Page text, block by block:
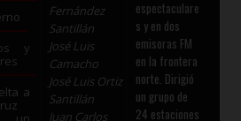
y
a
Fernández
Santillán
José Luis
Camacho
José Luis Ortiz
Santillán
Juan Carlos
espectaculare
s y en dos
emisoras FM
en la frontera
norte. Dirigió
un grupo de
24 estaciones